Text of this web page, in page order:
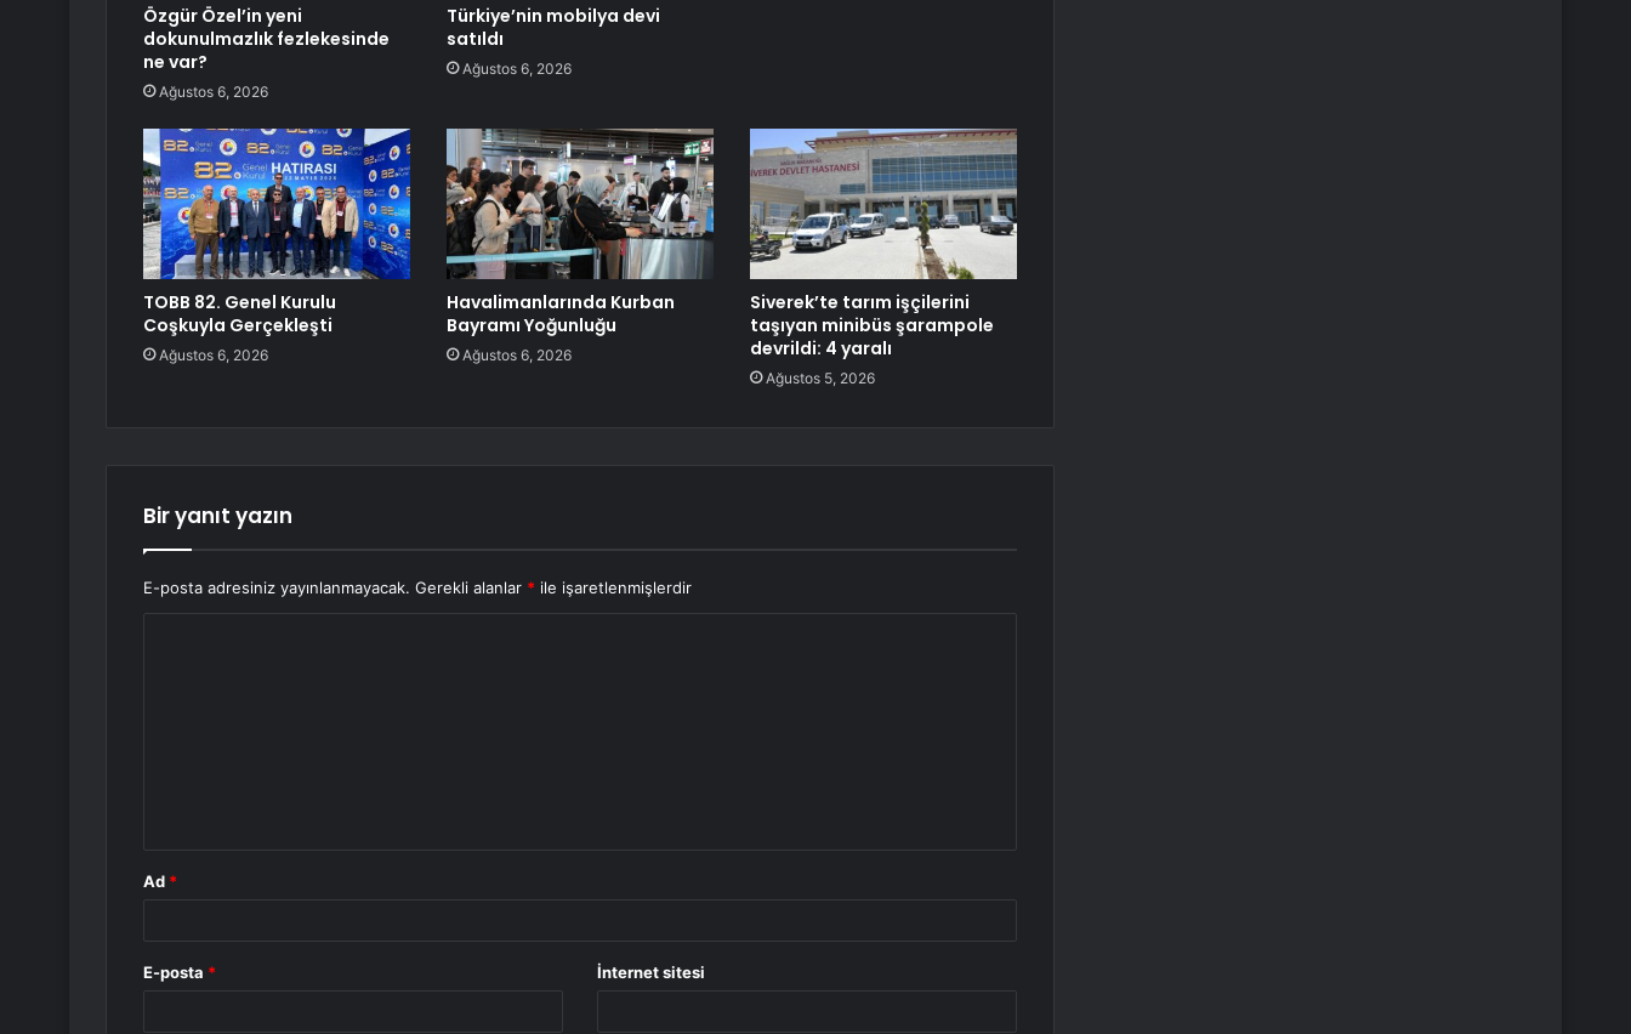
Özgür Özel’in yeni
dokunulmazlık fezlekesinde
ne var?
Ağustos 6, 2026
Türkiye’nin mobilya devi
satıldı
Ağustos 6, 2026
TOBB 82. Genel Kurulu
Coşkuyla Gerçekleşti
Ağustos 6, 2026
Havalimanlarında Kurban
Bayramı Yoğunluğu
Ağustos 6, 2026
Siverek’te tarım işçilerini
taşıyan minibüs şarampole
devrildi: 4 yaralı
Ağustos 5, 2026
Bir yanıt yazın
E-posta adresiniz yayınlanmayacak. Gerekli alanlar * ile işaretlenmişlerdir
Ad *
E-posta * İnternet sitesi